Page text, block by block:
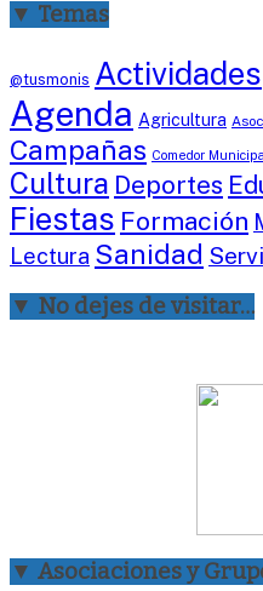
▼ Temas
@tusmonis Actividades
Agenda Agricultura
Campañas Comedor
Cultura Deportes
Fiestas Formación
Lectura Sanidad
▼ No dejes de visitar…
▼ Asociaciones y